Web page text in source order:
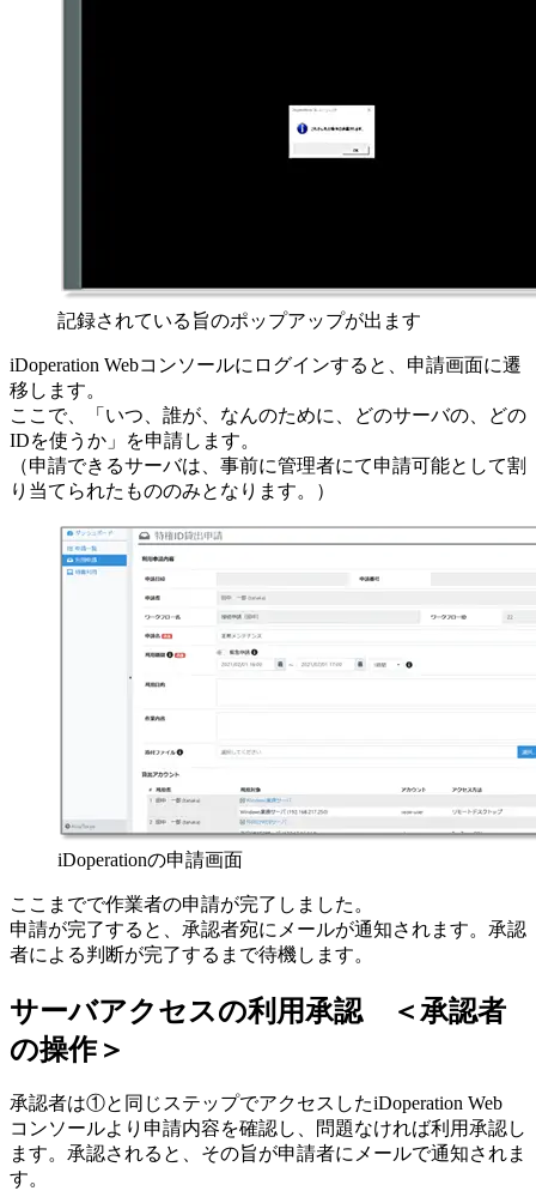
記録されている旨のポップアップが出ます
iDoperation Webコンソールにログインすると、申請画面に遷
移します。
ここで、「いつ、誰が、なんのために、どのサーバの、どの
IDを使うか」を申請します。
（申請できるサーバは、事前に管理者にて申請可能として割
り当てられたもののみとなります。）
iDoperationの申請画面
ここまでで作業者の申請が完了しました。
申請が完了すると、承認者宛にメールが通知されます。承認
者による判断が完了するまで待機します。
サーバアクセスの利用承認 ＜承認者
の操作＞
承認者は①と同じステップでアクセスしたiDoperation Web
コンソールより申請内容を確認し、問題なければ利用承認し
ます。承認されると、その旨が申請者にメールで通知されま
す。